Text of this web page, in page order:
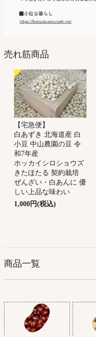
売れ筋商品
【宅急便】
白あずき 北海道産 白
小豆 中山農園の豆 令
和7年産
ホッカイシロショウズ
きたほたる 契約栽培
ぜんざい・白あんに 優
しい上品な味わい
1,000円(税込)
商品一覧